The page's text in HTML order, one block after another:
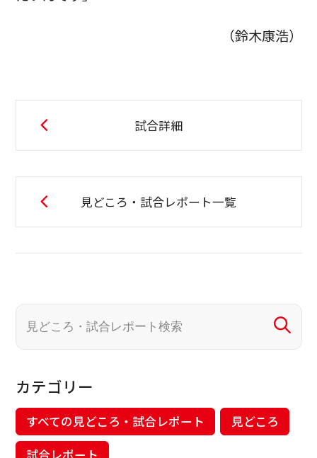
（鈴木康浩）
試合詳細
見どころ・試合レポート一覧
カテゴリー
すべての見どころ・試合レポート
見どころ
試合レポート